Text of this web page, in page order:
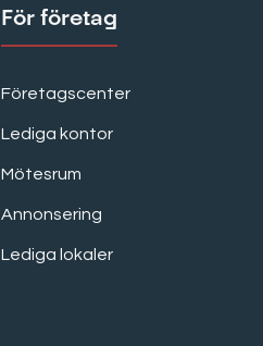
För företag
Företagscenter
Lediga kontor
Mötesrum
Annonsering
Lediga lokaler